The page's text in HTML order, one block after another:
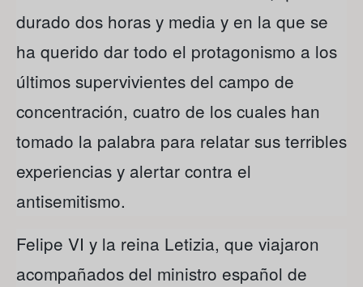
durado dos horas y media y en la que se
ha querido dar todo el protagonismo a los
últimos supervivientes del campo de
concentración, cuatro de los cuales han
tomado la palabra para relatar sus terribles
experiencias y alertar contra el
antisemitismo.
Felipe VI y la reina Letizia, que viajaron
acompañados del ministro español de